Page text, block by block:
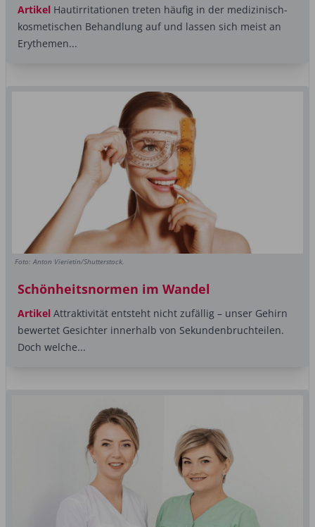
Artikel Hautirritationen treten häufig in der medizinisch-
kosmetischen Behandlung auf und lassen sich meist an
Erythemen...
Foto: Anton Vierietin/Shutterstock.
Schönheitsnormen im Wandel
Artikel Attraktivität entsteht nicht zufällig – unser Gehirn
bewertet Gesichter innerhalb von Sekundenbruchteilen.
Doch welche...